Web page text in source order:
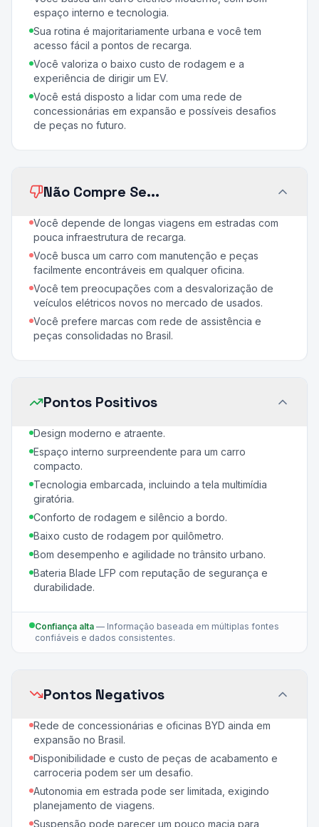
espaço interno e tecnologia.
Sua rotina é majoritariamente urbana e você tem
acesso fácil a pontos de recarga.
Você valoriza o baixo custo de rodagem e a
experiência de dirigir um EV.
Você está disposto a lidar com uma rede de
concessionárias em expansão e possíveis desafios
de peças no futuro.
Não Compre Se...
Você depende de longas viagens em estradas com
pouca infraestrutura de recarga.
Você busca um carro com manutenção e peças
facilmente encontráveis em qualquer oficina.
Você tem preocupações com a desvalorização de
veículos elétricos novos no mercado de usados.
Você prefere marcas com rede de assistência e
peças consolidadas no Brasil.
Pontos Positivos
Design moderno e atraente.
Espaço interno surpreendente para um carro
compacto.
Tecnologia embarcada, incluindo a tela multimídia
giratória.
Conforto de rodagem e silêncio a bordo.
Baixo custo de rodagem por quilômetro.
Bom desempenho e agilidade no trânsito urbano.
Bateria Blade LFP com reputação de segurança e
durabilidade.
Confiança alta — Informação baseada em múltiplas fontes
confiáveis e dados consistentes.
Pontos Negativos
Rede de concessionárias e oficinas BYD ainda em
expansão no Brasil.
Disponibilidade e custo de peças de acabamento e
carroceria podem ser um desafio.
Autonomia em estrada pode ser limitada, exigindo
planejamento de viagens.
Suspensão pode parecer um pouco macia para